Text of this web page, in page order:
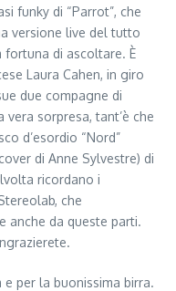
funky di “Parrot”, che
versione live del tutto
fortuna di ascoltare. È
Laura Cahen, in giro
due compagne di
vera sorpresa, tant’è che
d’esordio “Nord”
di Anne Sylvestre) di
ricordano i
che
anche da queste parti.
e per la buonissima birra.